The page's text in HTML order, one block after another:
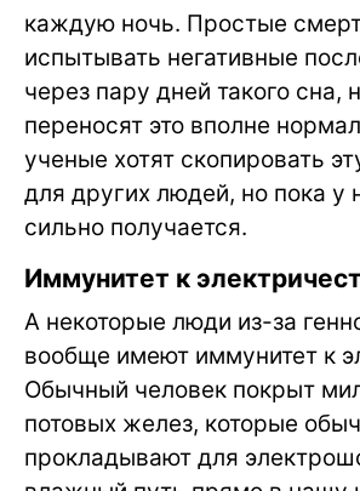
каждую ночь. Простые
испытывать негативные
через пару дней такого сна,
переносят это вполне
ученые хотят скопировать
для других людей, но пока у
сильно получается.
Иммунитет к
А некоторые люди из-за
вообще имеют иммунитет к
Обычный человек покрыт
потовых желез, которые
прокладывают для